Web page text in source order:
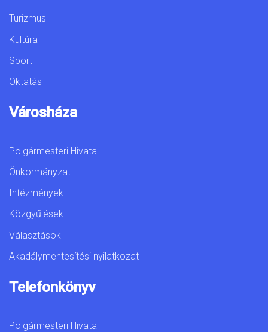
Turizmus
Kultúra
Sport
Oktatás
Városháza
Polgármesteri Hivatal
Önkormányzat
Intézmények
Közgyűlések
Választások
Akadálymentesítési nyilatkozat
Telefonkönyv
Polgármesteri Hivatal